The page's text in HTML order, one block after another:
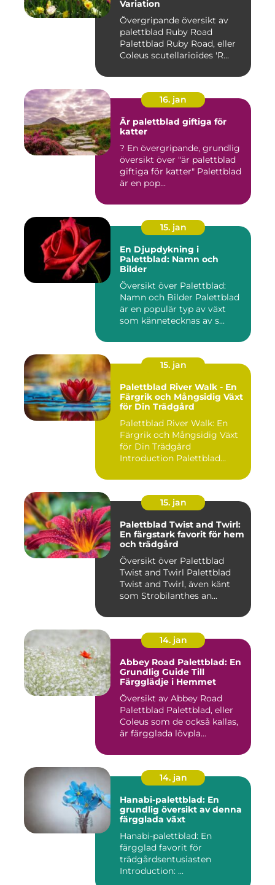
Variation
Övergripande översikt av
palettblad Ruby Road
Palettblad Ruby Road, eller
Coleus scutellarioides 'R...
16. jan
Är palettblad giftiga för
katter
? En övergripande, grundlig
översikt över "är palettblad
giftiga för katter" Palettblad
är en pop...
15. jan
En Djupdykning i
Palettblad: Namn och
Bilder
Översikt över Palettblad:
Namn och Bilder Palettblad
är en populär typ av växt
som kännetecknas av s...
15. jan
Palettblad River Walk - En
Färgrik och Mångsidig Växt
för Din Trädgård
Palettblad River Walk: En
Färgrik och Mångsidig Växt
för Din Trädgård
Introduction Palettblad
15. jan
Palettblad Twist and Twirl:
En färgstark favorit för hem
och trädgård
Översikt över Palettblad
Twist and Twirl Palettblad
Twist and Twirl, även känt
som Strobilanthes an...
14. jan
Abbey Road Palettblad: En
Grundlig Guide Till
Färgglädje i Hemmet
Översikt av Abbey Road
Palettblad Palettblad, eller
Coleus som de också kallas,
är färgglada lövpla...
14. jan
Hanabi-palettblad: En
grundlig översikt av denna
färgglada växt
Hanabi-palettblad: En
färgglad favorit för
trädgårdsentusiasten
Introduction: ...